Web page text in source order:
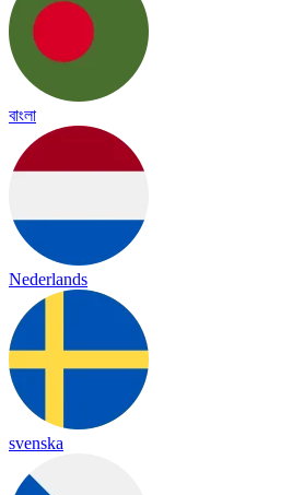
বাংলা
Nederlands
svenska